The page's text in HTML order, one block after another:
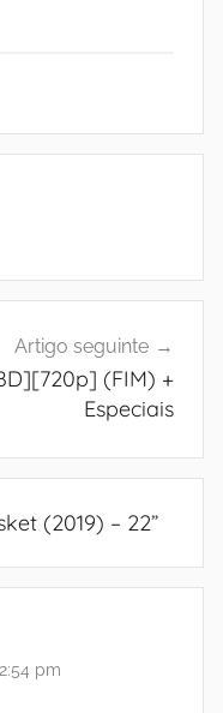
Artigo seguinte
(FIM) +
Especiais
(2019) – 22”
pm